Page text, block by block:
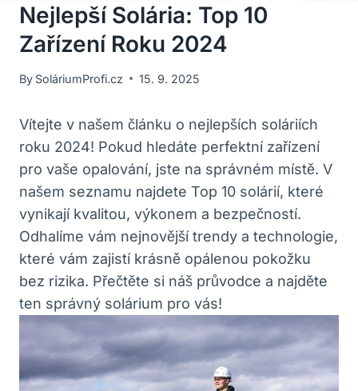
Nejlepší Solária: Top 10
Zařízení Roku 2024
By SoláriumProfi.cz 15. 9. 2025
Vítejte v našem článku o nejlepších soláriích
roku 2024! Pokud hledáte perfektní zařízení
pro vaše opalování, jste na správném místě. V
našem seznamu najdete Top 10 solárií, které
vynikají kvalitou, výkonem a bezpečností.
Odhalíme vám nejnovější trendy a technologie,
které vám zajistí krásně opálenou pokožku
bez rizika. Přečtěte si náš průvodce a najděte
ten správný solárium pro vás!